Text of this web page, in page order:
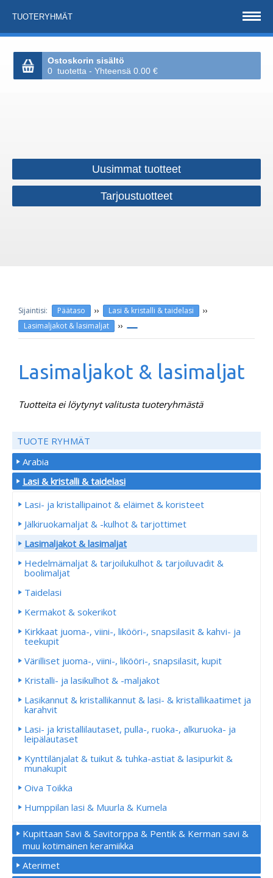
TUOTERYHMÄT
Ostoskorin sisältö
0 tuotetta - Yhteensä 0.00 €
Uusimmat tuotteet
Tarjoustuotteet
Päätaso ›› Lasi & kristalli & taidelasi ››
Lasimaljakot & lasimaljat ››
Lasimaljakot & lasimaljat
Tuotteita ei löytynyt valitusta tuoteryhmästä
TUOTE RYHMÄT
Arabia
Lasi & kristalli & taidelasi
Lasi- ja kristallipainot & eläimet & koristeet
Jälkiruokamaljat & -kulhot & tarjottimet
Lasimaljakot & lasimaljat
Hedelmämaljat & tarjoilukulhot & tarjoiluvadit &
boolimaljat
Taidelasi
Kermakot & sokerikot
Kirkkaat juoma-, viini-, likööri-, snapsilasit & kahvi- ja
teekupit
Värilliset juoma-, viini-, likööri-, snapsilasit, kupit
Kristalli- ja lasikulhot & -maljakot
Lasikannut & kristallikannut & lasi- & kristallikaatimet ja
karahvit
Lasi- ja kristallilautaset, pulla-, ruoka-, alkuruoka- ja
leipälautaset
Kynttilänjalat & tuikut & tuhka-astiat & lasipurkit &
munakupit
Oiva Toikka
Humppilan lasi & Muurla & Kumela
Kupittaan Savi & Savitorppa & Pentik & Kerman savi &
muu kotimainen keramiikka
Aterimet